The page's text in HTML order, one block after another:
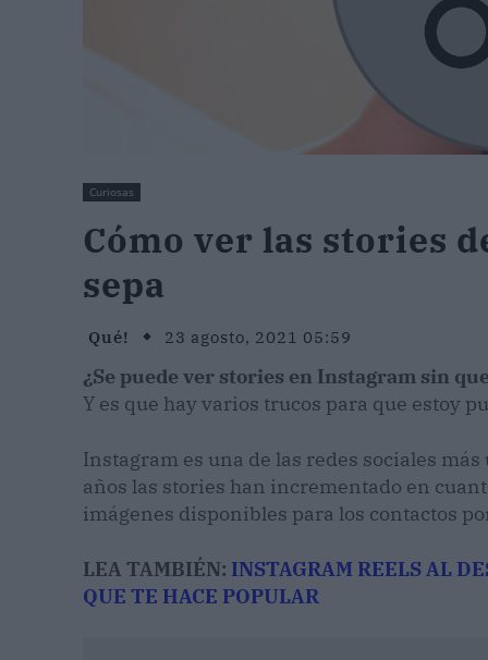
Curiosas
Cómo ver las stories
sepa
Qué! 23 agosto, 2021 05:59
¿Se puede ver stories en Instagram sin
Y es que hay varios trucos para que estoy
Instagram es una de las redes sociales
años las stories han incrementado en
imágenes disponibles para los contactos
LEA TAMBIÉN: INSTAGRAM REELS AL
QUE TE HACE POPULAR